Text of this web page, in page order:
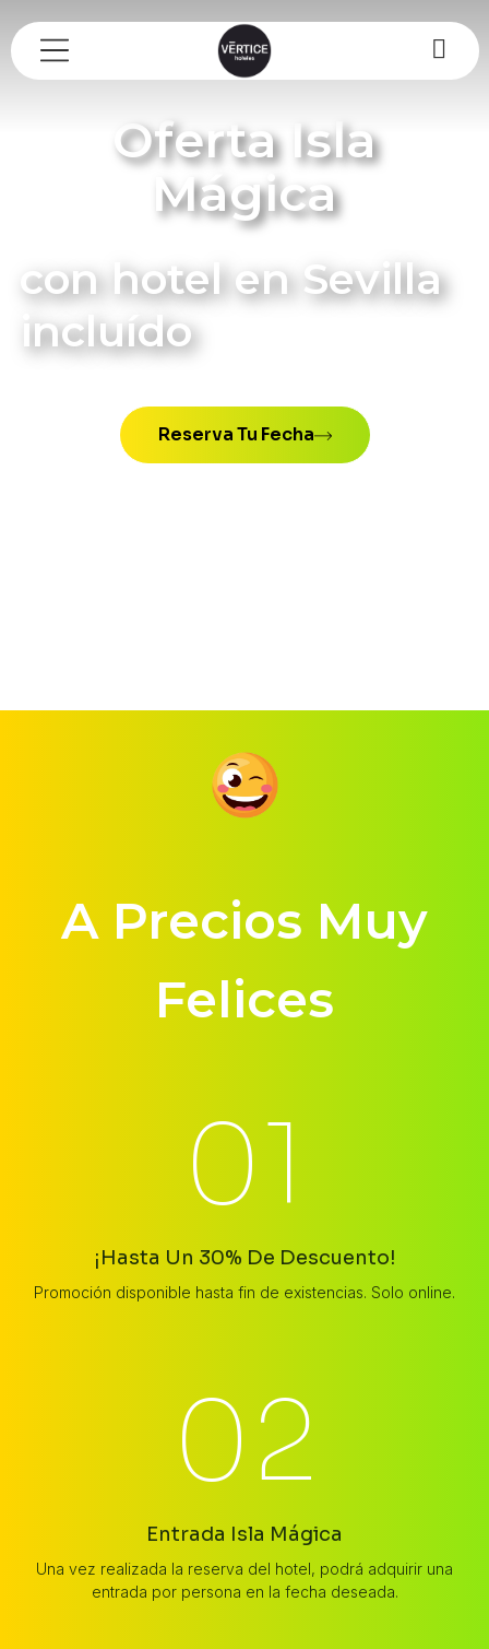
Oferta Isla
Mágica
con hotel en Sevilla
incluído
Reserva Tu Fecha
A Precios Muy
Felices​
01
¡Hasta Un 30% De Descuento!
Promoción disponible hasta fin de existencias. Solo online.
02
Entrada Isla Mágica
Una vez realizada la reserva del hotel, podrá adquirir una
entrada por persona en la fecha deseada.